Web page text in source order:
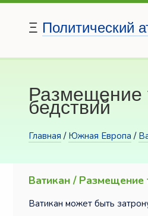
Ξ Политический
Размещение
бедствий
Главная / Южная Европа /
Ватикан / Размещение
Ватикан может быть